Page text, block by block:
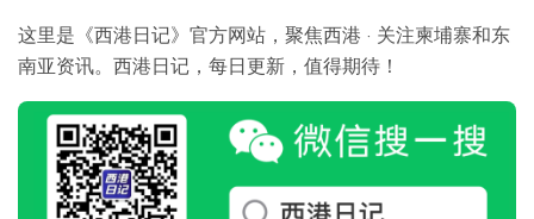
这里是《西港日记》官方网站，聚焦西港 · 关注柬埔寨和东
南亚资讯。西港日记，每日更新，值得期待！